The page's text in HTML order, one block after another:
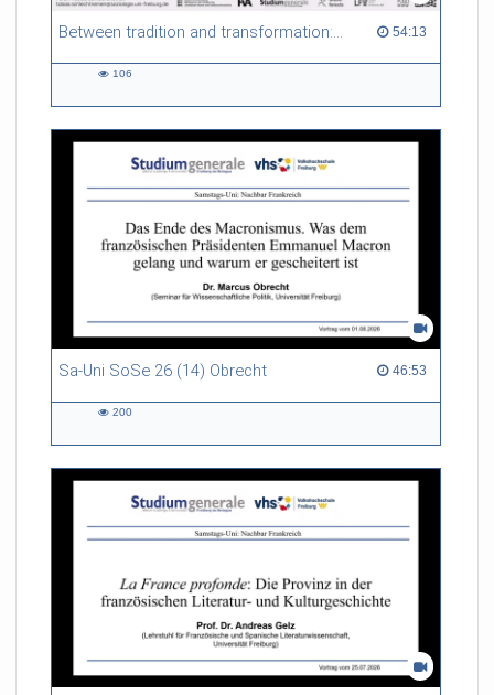
Between tradition and transformation: how owners, advisers and institutions co-create knowledge for resilient forests in Europe 54:13
54:13 duration
106
Sa-Uni SoSe 26 (14) Obrecht 46:53
46:53 duration
200